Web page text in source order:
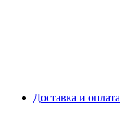
Доставка и оплата